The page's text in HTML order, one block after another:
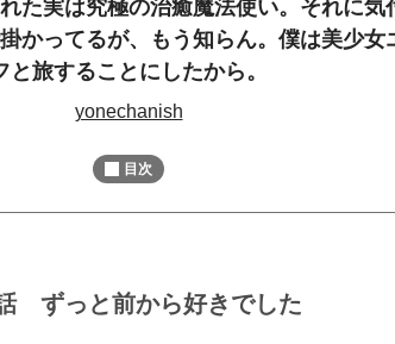
/
L
o
a
d
e
d
:
0
.
0
た実は究極の治癒魔法使い。それに気
かってるが、もう知らん。僕は美少女
と旅することにしたから。
yonechanish
目次
ずっと前から好きでした